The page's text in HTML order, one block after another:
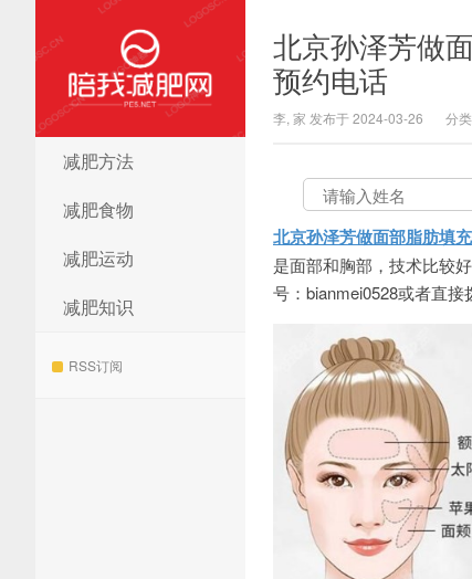
陪我减肥网
减肥方法
减肥食物
减肥运动
减肥知识
RSS订阅
北京孙泽芳做
预约电话
李, 家 发布于 2024-03-26 分
北京孙泽芳做面部脂肪填
是面部和胸部，技术比较
号：bianmei0528或者直接